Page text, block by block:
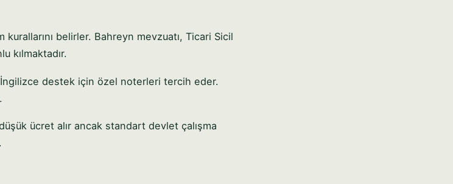
belirler. Bahreyn mevzuatı, Ticari Sicil
kılmaktadır.
İngilizce destek için özel noterleri tercih eder.
ücret alır ancak standart devlet çalışma